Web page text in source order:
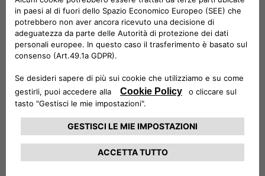
VAI ALLA COLLEZIONE
SPAZIO EVENTI